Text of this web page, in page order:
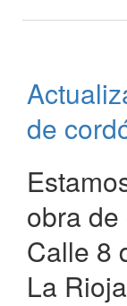
de
Naval
de
obra
Calle 8
La